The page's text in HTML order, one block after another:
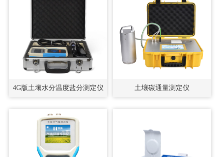
4G版土壤水分温度盐分测定仪 土壤碳通量测定仪